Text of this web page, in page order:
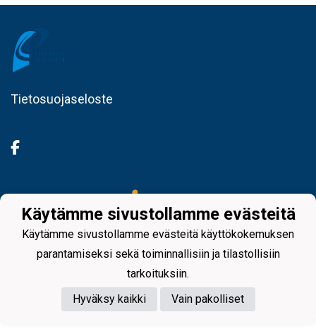
Tietosuojaseloste
Käytämme sivustollamme evästeitä
Käytämme sivustollamme evästeitä käyttökokemuksen
parantamiseksi sekä toiminnallisiin ja tilastollisiin
tarkoituksiin.
Hyväksy kaikki
Vain pakolliset